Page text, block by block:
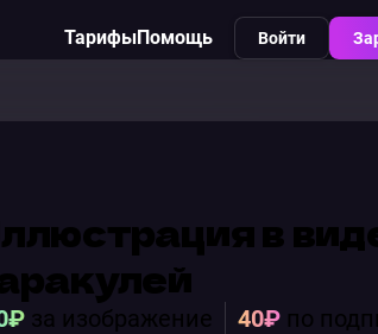
ТарифыПомощь Войти
в
за изображение 40₽ по